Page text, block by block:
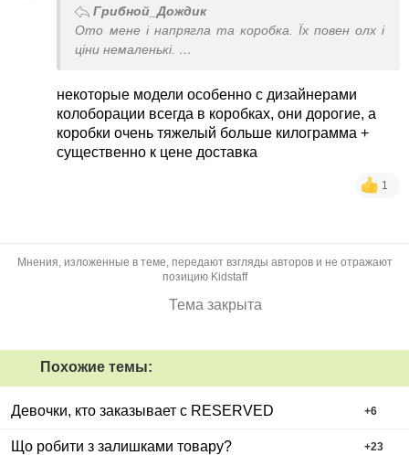
Грибной_Дождик
Ото мене і напрягла та коробка. Їх повен олх і
ціни немаленькі.
некоторые модели особенно с дизайнерами
колоборации всегда в коробках, они дорогие, а
коробки очень тяжелый больше килограмма +
существенно к цене доставка
1
Мнения, изложенные в теме, передают взгляды авторов и не отражают
позицию Kidstaff
Тема закрыта
Похожие темы:
Девочки, кто заказывает с RESERVED +6
Що робити з залишками товару? +23